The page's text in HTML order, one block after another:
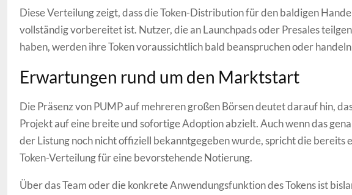
Diese Verteilung zeigt, dass die Token-Distribution für den baldigen
vollständig vorbereitet ist. Nutzer, die an Launchpads oder Presales
haben, werden ihre Token voraussichtlich bald beanspruchen oder
Erwartungen rund um den Marktstart
Die Präsenz von PUMP auf mehreren großen Börsen deutet darauf hin,
Projekt auf eine breite und sofortige Adoption abzielt. Auch wenn das
der Listung noch nicht offiziell bekanntgegeben wurde, spricht die bereits
Token-Verteilung für eine bevorstehende Notierung.
Über das Team oder die konkrete Anwendungsfunktion des Tokens ist